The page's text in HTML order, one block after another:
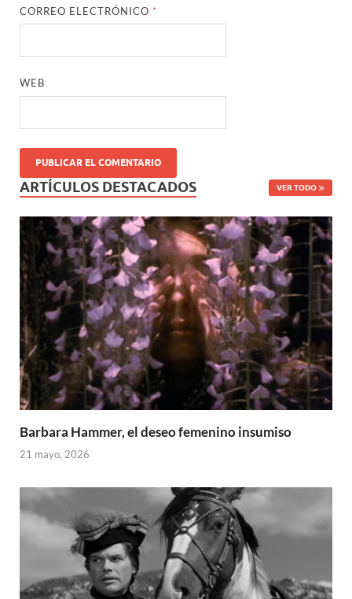
CORREO ELECTRÓNICO *
WEB
ARTÍCULOS DESTACADOS VER TODO
Barbara Hammer, el deseo femenino insumiso
21 mayo, 2026